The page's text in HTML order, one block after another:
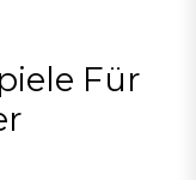
Für